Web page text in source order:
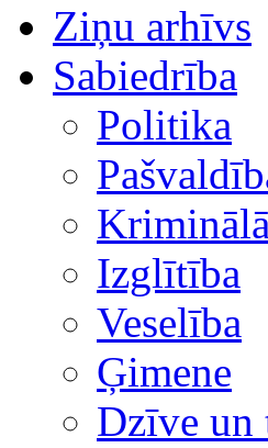
Ziņu arhīvs
Sabiedrība
Politika
Izglītība
Veselība
Ģimene
Dzīve un